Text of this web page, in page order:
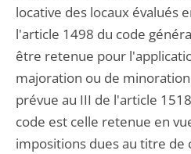
locative des locaux évalués
l'article 1498 du code
être retenue pour
majoration ou de
prévue au III de l'article
code est celle retenue en
impositions dues au titre de